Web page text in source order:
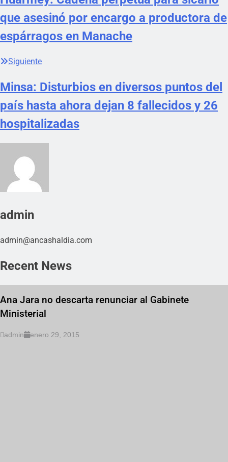
que asesinó por encargo a productora de
espárragos en Manache
Siguiente
Minsa: Disturbios en diversos puntos del
país hasta ahora dejan 8 fallecidos y 26
hospitalizadas
admin
admin@ancashaldia.com
Recent News
Ana Jara no descarta renunciar al Gabinete
Ministerial
admin enero 29, 2015